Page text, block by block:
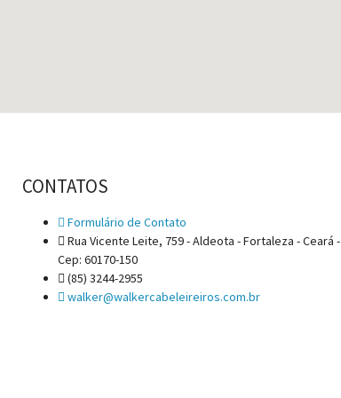
CONTATOS
Formulário de Contato
Rua Vicente Leite, 759 - Aldeota - Fortaleza - Ceará -
Cep: 60170-150
(85) 3244-2955
walker@walkercabeleireiros.com.br